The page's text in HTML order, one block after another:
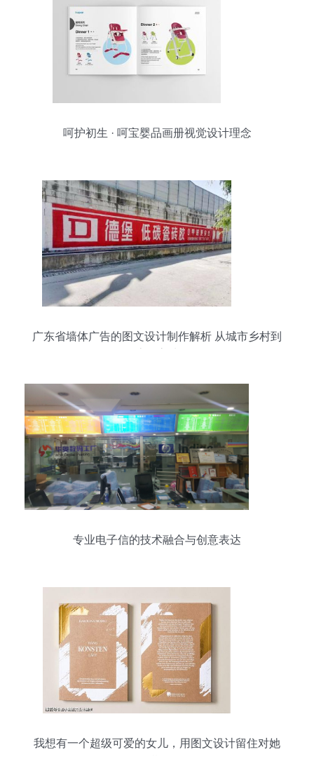
呵护初生 · 呵宝婴品画册视觉设计理念
广东省墙体广告的图文设计制作解析 从城市乡村到
专业电子信的技术融合与创意表达
我想有一个超级可爱的女儿，用图文设计留住对她